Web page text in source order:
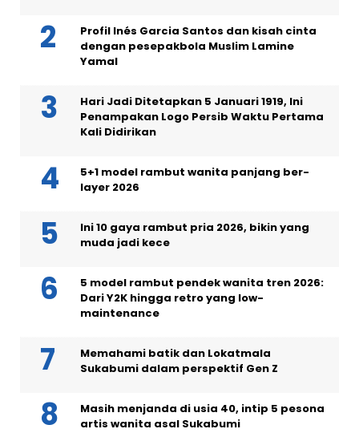
Profil Inés Garcia Santos dan kisah cinta
dengan pesepakbola Muslim Lamine
Yamal
Hari Jadi Ditetapkan 5 Januari 1919, Ini
Penampakan Logo Persib Waktu Pertama
Kali Didirikan
5+1 model rambut wanita panjang ber-
layer 2026
Ini 10 gaya rambut pria 2026, bikin yang
muda jadi kece
5 model rambut pendek wanita tren 2026:
Dari Y2K hingga retro yang low-
maintenance
Memahami batik dan Lokatmala
Sukabumi dalam perspektif Gen Z
Masih menjanda di usia 40, intip 5 pesona
artis wanita asal Sukabumi